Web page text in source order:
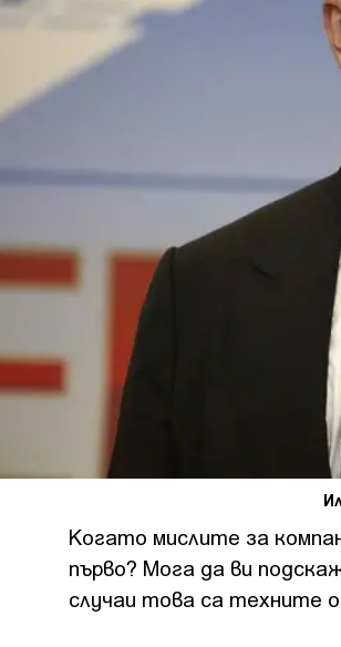
Когато мислите за
първо? Мога да ви
случаи това са техните